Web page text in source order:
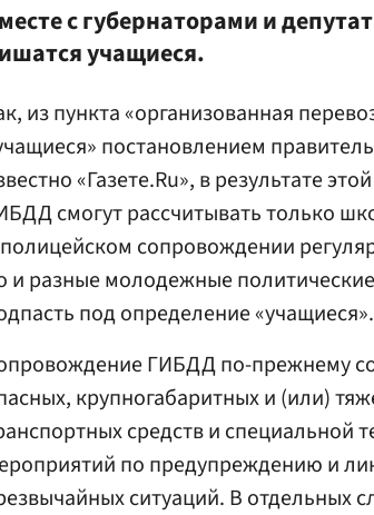
с губернаторами и
учащиеся.
из пункта «организованная
постановлением
«Газете.Ru», в результате
смогут рассчитывать только
сопровождении
и разные молодежные
под определение «учащиеся».
ГИБДД по-прежнему
крупногабаритных и (или)
средств и специальной
по предупреждению и
ситуаций. В отдельных